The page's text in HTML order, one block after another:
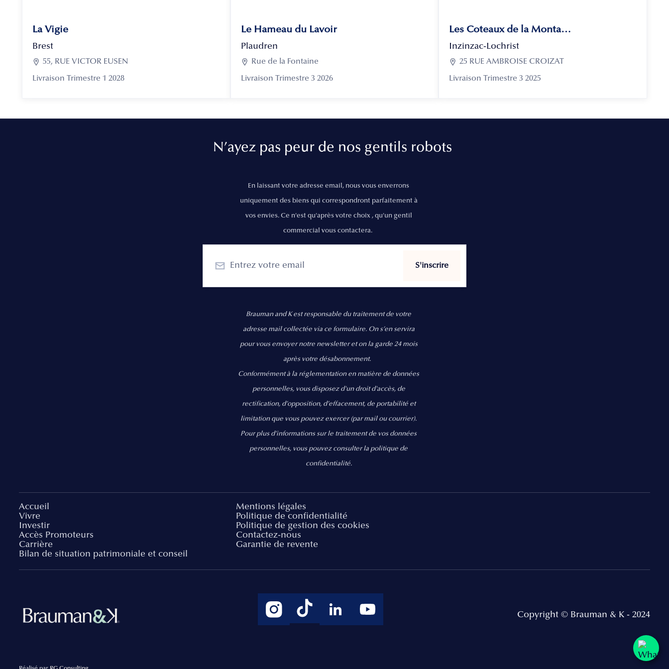
La Vigie
Brest
 55, RUE VICTOR EUSEN
Livraison Trimestre 1 2028
Le Hameau du Lavoir
Plaudren
 Rue de la Fontaine
Livraison Trimestre 3 2026
Les Coteaux de la Montagne
Inzinzac-Lochrist
 25 RUE AMBROISE CROIZAT
Livraison Trimestre 3 2025
N’ayez pas peur de nos gentils robots
En laissant votre adresse email, nous vous enverrons
uniquement des biens qui correspondront parfaitement à
vos envies. Ce n'est qu'après votre choix , qu'un gentil
commercial vous contactera.
Brauman and K est responsable du traitement de votre
adresse mail collectée via ce formulaire. On s’en servira
pour vous envoyer notre newsletter et on la garde 24 mois
après votre désabonnement.
Conformément à la réglementation en matière de données
personnelles, vous disposez d'un droit d'accès, de
rectification, d’opposition, d’effacement, de portabilité et
limitation que vous pouvez exercer(par mail ou courrier).
Pour plus d’informations sur le traitement de vos données
personnelles, vous pouvez consulter la politique de
confidentialité.
Accueil
Vivre
Investir
Accès Promoteurs
Carrière
Bilan de situation patrimoniale et conseil
Mentions légales
Politique de confidentialité
Politique de gestion des cookies
Contactez-nous
Garantie de revente
Copyright © Brauman & K - 2024